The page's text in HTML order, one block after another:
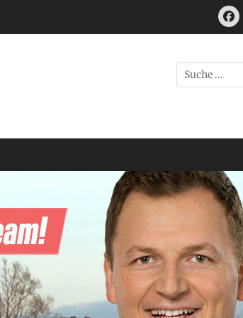
Suchen
nach: